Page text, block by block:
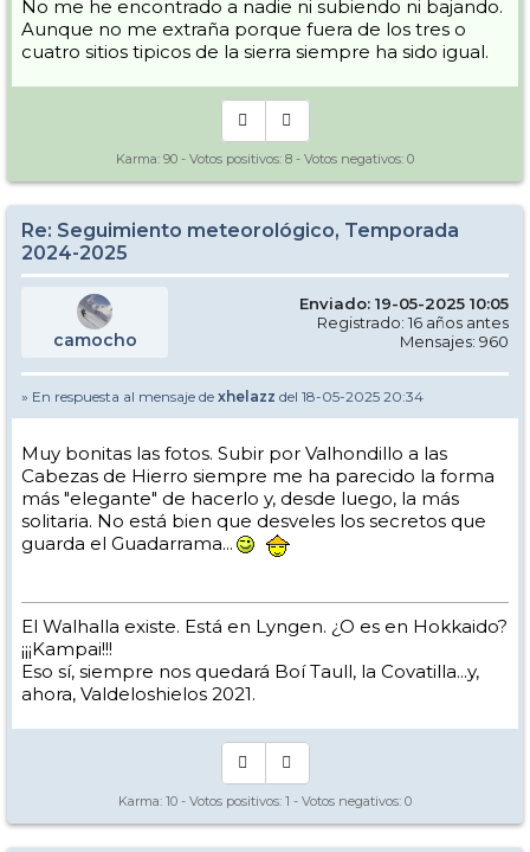
No me he encontrado a nadie ni subiendo ni bajando.
Aunque no me extraña porque fuera de los tres o
cuatro sitios tipicos de la sierra siempre ha sido igual.
Karma: 90 - Votos positivos: 8 - Votos negativos: 0
Re: Seguimiento meteorológico, Temporada
2024-2025
camocho
Enviado: 19-05-2025 10:05
Registrado: 16 años antes
Mensajes: 960
» En respuesta al mensaje de xhelazz del 18-05-2025 20:34
Muy bonitas las fotos. Subir por Valhondillo a las
Cabezas de Hierro siempre me ha parecido la forma
más "elegante" de hacerlo y, desde luego, la más
solitaria. No está bien que desveles los secretos que
guarda el Guadarrama...
El Walhalla existe. Está en Lyngen. ¿O es en Hokkaido?
¡¡¡Kampai!!!
Eso sí, siempre nos quedará Boí Taull, la Covatilla...y,
ahora, Valdeloshielos 2021.
Karma: 10 - Votos positivos: 1 - Votos negativos: 0